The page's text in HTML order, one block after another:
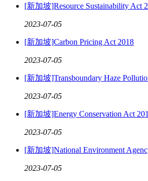
[新加坡]Resource Sustainability Act
2023-07-05
[新加坡]Carbon Pricing Act 2018
2023-07-05
[新加坡]Transboundary Haze
2023-07-05
[新加坡]Energy Conservation Act
2023-07-05
[新加坡]National Environment
2023-07-05